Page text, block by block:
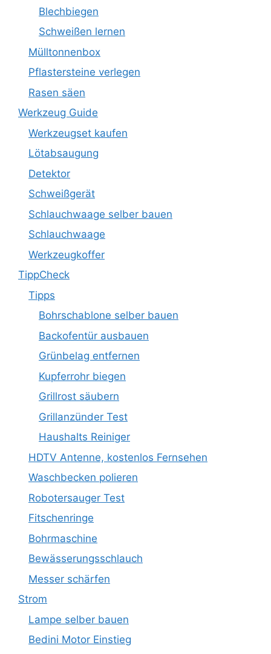
Blechbiegen
Schweißen lernen
Mülltonnenbox
Pflastersteine verlegen
Rasen säen
Werkzeug Guide
Werkzeugset kaufen
Lötabsaugung
Detektor
Schweißgerät
Schlauchwaage selber bauen
Schlauchwaage
Werkzeugkoffer
TippCheck
Tipps
Bohrschablone selber bauen
Backofentür ausbauen
Grünbelag entfernen
Kupferrohr biegen
Grillrost säubern
Grillanzünder Test
Haushalts Reiniger
HDTV Antenne, kostenlos Fernsehen
Waschbecken polieren
Robotersauger Test
Fitschenringe
Bohrmaschine
Bewässerungsschlauch
Messer schärfen
Strom
Lampe selber bauen
Bedini Motor Einstieg